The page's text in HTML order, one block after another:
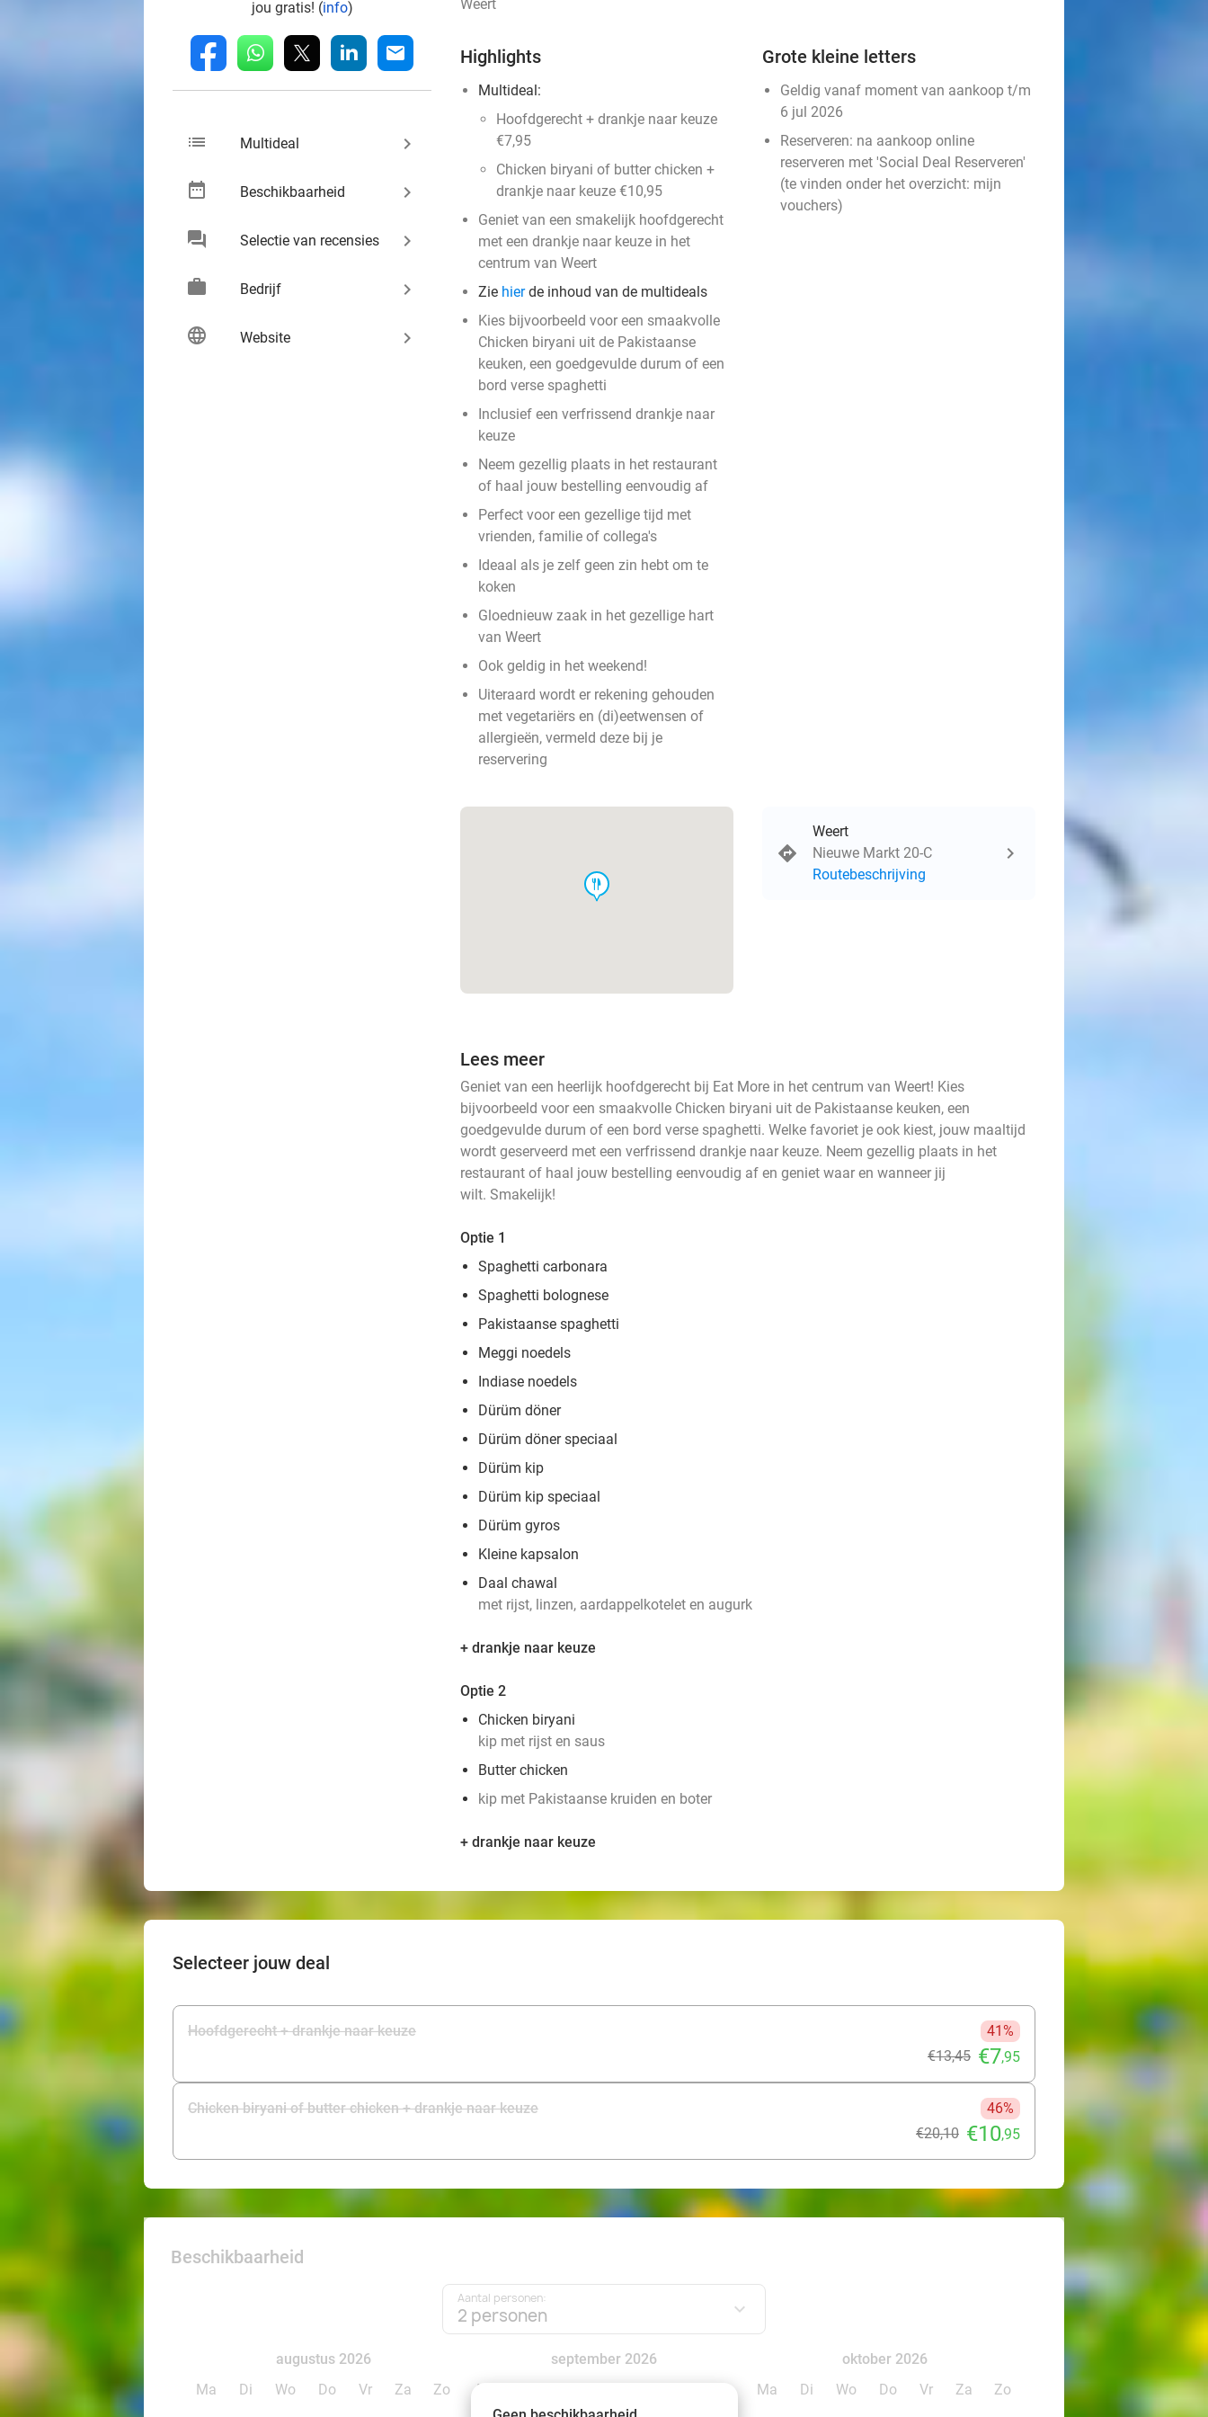
jou gratis! (info)
fb whatsapp linkedin mail
list Multideal keyboard_arrow_right
date_range Beschikbaarheid keyboard_arrow_right
chat Selectie van recensies keyboard_arrow_right
work Bedrijf keyboard_arrow_right
language Website keyboard_arrow_right
Weert
Highlights
Multideal:
Hoofdgerecht + drankje naar keuze
€7,95
Chicken biryani of butter chicken +
drankje naar keuze €10,95
Geniet van een smakelijk hoofdgerecht
met een drankje naar keuze in het
centrum van Weert
Zie hierde inhoud van de multideals
Kies bijvoorbeeld voor een smaakvolle
Chicken biryani uit de Pakistaanse
keuken, een goedgevulde durum of een
bord verse spaghetti
Inclusief een verfrissend drankje naar
keuze
Neem gezellig plaats in het restaurant
of haal jouw bestelling eenvoudig af
Perfect voor een gezellige tijd met
vrienden, familie of collega's
Ideaal als je zelf geen zin hebt om te
koken
Gloednieuw zaak in het gezellige hart
van Weert
Ook geldig in het weekend!
Uiteraard wordt er rekening gehouden
met vegetariërs en (di)eetwensen of
allergieën, vermeld deze bij je
reservering
Grote kleine letters
Geldig vanaf moment van aankoop t/m
6 jul 2026
Reserveren: na aankoop online
reserveren met 'Social Deal Reserveren'
(te vinden onder het overzicht: mijn
vouchers)
food
Weert
Nieuwe Markt 20-C
Routebeschrijving
Lees meer
Geniet van een heerlijk hoofdgerecht bij Eat More in het centrum van Weert! Kies
bijvoorbeeld voor een smaakvolle Chicken biryani uit de Pakistaanse keuken, een
goedgevulde durum of een bord verse spaghetti. Welke favoriet je ook kiest, jouw maaltijd
wordt geserveerd met een verfrissend drankje naar keuze. Neem gezellig plaats in het
restaurant of haal jouw bestelling eenvoudig af en geniet waar en wanneer jij
wilt. Smakelijk!
Optie 1
Spaghetti carbonara
Spaghetti bolognese
Pakistaanse spaghetti
Meggi noedels
Indiase noedels
Dürüm döner
Dürüm döner speciaal
Dürüm kip
Dürüm kip speciaal
Dürüm gyros
Kleine kapsalon
Daal chawal
met rijst, linzen, aardappelkotelet en augurk
+ drankje naar keuze
Optie 2
Chicken biryani
kip met rijst en saus
Butter chicken
kip met Pakistaanse kruiden en boter
+ drankje naar keuze
Selecteer jouw deal
Hoofdgerecht + drankje naar keuze
41%
€13,45 €7,95
Chicken biryani of butter chicken + drankje naar keuze
46%
€20,10 €10,95
Beschikbaarheid
Aantal personen:
2 personen
augustus 2026
Ma
Di Wo Do Vr Za Zo
september 2026
Ma
oktober 2026
Ma
Di Wo Do Vr Za
Zo